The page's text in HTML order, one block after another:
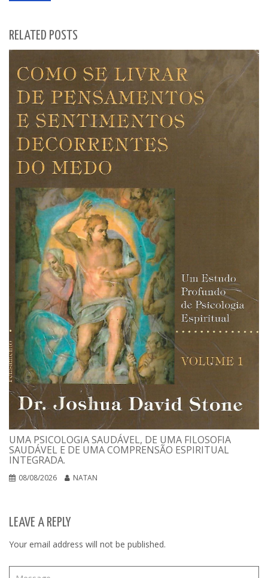
RELATED POSTS
UMA PSICOLOGIA SAUDÁVEL, DE UMA FILOSOFIA
SAUDÁVEL E DE UMA COMPRENSÃO ESPIRITUAL
INTEGRADA.
08/08/2026 NATAN
LEAVE A REPLY
Your email address will not be published.